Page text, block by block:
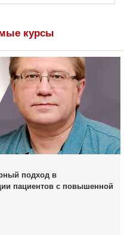
курсы
подход в
пациентов с повышенной